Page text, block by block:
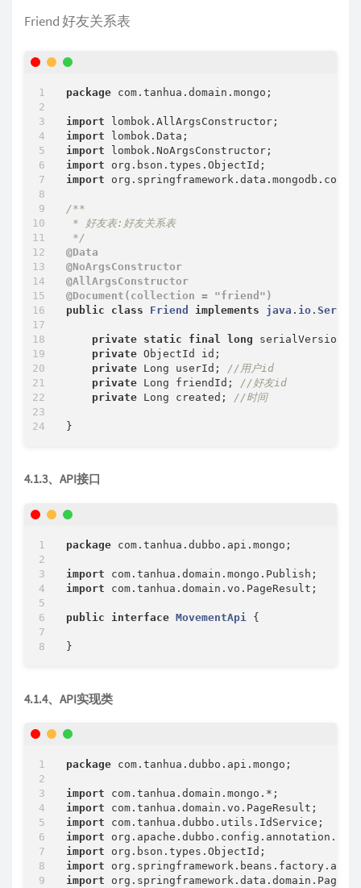
Friend 好友关系表
package com.tanhua.domain.mongo;
import
import
import
import
import
/**
* 好友表:好友关系表
*/
@Data
@NoArgsConstructor
@AllArgsConstructor
@Document(collection = "friend")
public
class Friend implements java . io .
private static final long
private ObjectId id;
private Long userId; //用户id
private Long friendId; //好友id
private Long created; //时间
4.1.3、API接口
package com.tanhua.dubbo.api.mongo;
import
import com.tanhua.domain.vo.PageResult;
public interface MovementApi {
4.1.4、API实现类
package com.tanhua.dubbo.api.mongo;
import
import
import
import
import
import
import